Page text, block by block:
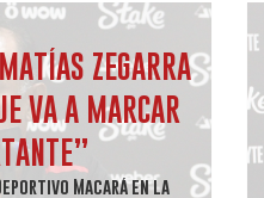
ZEGARRA
VA A MARCAR
Macará en la